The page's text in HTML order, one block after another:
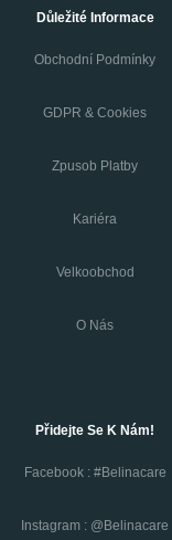
Důležité Informace
Obchodní Podmínky
GDPR & Cookies
Zpusob Platby
Kariéra
Velkoobchod
O Nás
Přidejte Se K Nám!
Facebook : #belinacare
Instagram : @belinacare